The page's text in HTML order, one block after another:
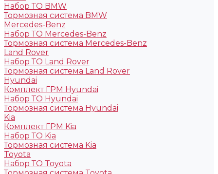
Набор ТО BMW
Тормозная система BMW
Mercedes-Benz
Набор ТО Mercedes-Benz
Тормозная система Mercedes-Benz
Land Rover
Набор ТО Land Rover
Тормозная система Land Rover
Hyundai
Комплект ГРМ Hyundai
Набор ТО Hyundai
Тормозная система Hyundai
Kia
Комплект ГРМ Kia
Набор ТО Kia
Тормозная система Kia
Toyota
Набор ТО Toyota